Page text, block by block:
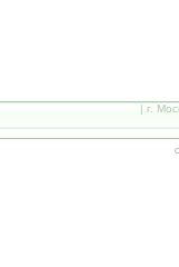
| г.